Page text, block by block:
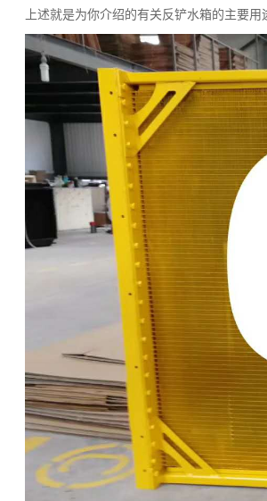
上述就是为你介绍的有关反铲水箱的主要